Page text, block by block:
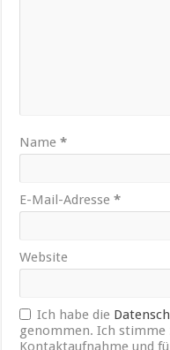
Name*
E-Mail-Adresse*
Website
Ich habe die
genommen. Ich stimme
Kontaktaufnahme und